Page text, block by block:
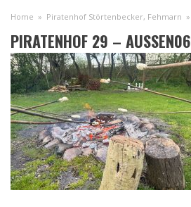
Home » Piratenhof Störtenbecker, Fehmarn »
PIRATENHOF 29 – AUSSEN06